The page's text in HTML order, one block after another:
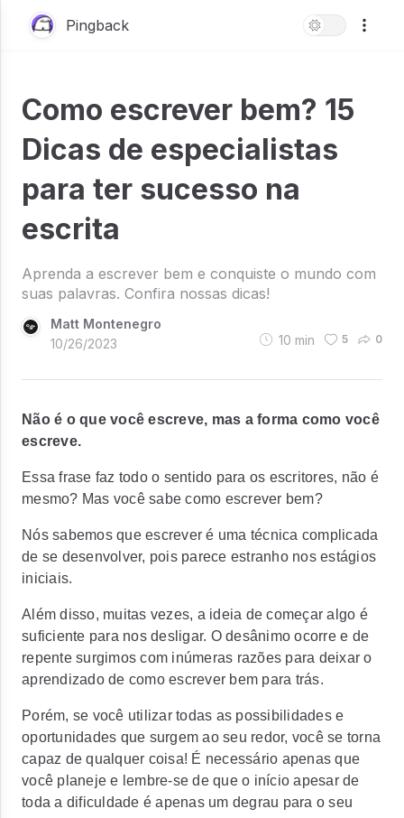
Pingback
Como escrever bem? 15
Dicas de especialistas
para ter sucesso na
escrita
Aprenda a escrever bem e conquiste o mundo com
suas palavras. Confira nossas dicas!
Matt Montenegro
10/26/2023
10 min 5 0
Não é o que você escreve, mas a forma como você
escreve.
Essa frase faz todo o sentido para os escritores, não é
mesmo? Mas você sabe como escrever bem?
Nós sabemos que escrever é uma técnica complicada
de se desenvolver, pois parece estranho nos estágios
iniciais.
Além disso, muitas vezes, a ideia de começar algo é
suficiente para nos desligar. O desânimo ocorre e de
repente surgimos com inúmeras razões para deixar o
aprendizado de como escrever bem para trás.
Porém, se você utilizar todas as possibilidades e
oportunidades que surgem ao seu redor, você se torna
capaz de qualquer coisa! É necessário apenas que
você planeje e lembre-se de que o início apesar de
toda a dificuldade é apenas um degrau para o seu